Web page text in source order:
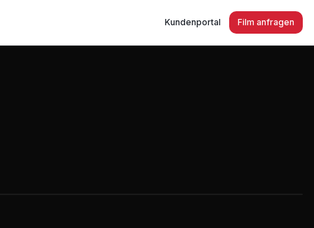
Kundenportal Film anfragen